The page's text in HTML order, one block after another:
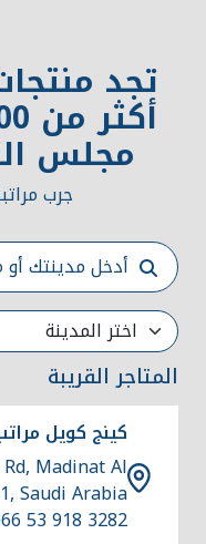
تجد
مجلس
جرب
المتاجر القريبة
كينج كويل
Madinat Al
Saudi Arabia
53 918 3282